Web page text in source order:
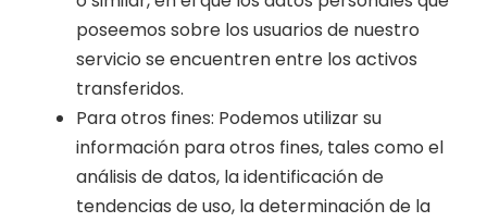
poseemos sobre los usuarios de nuestro
servicio se encuentren entre los activos
transferidos.
Para otros fines: Podemos utilizar su
información para otros fines, tales como el
análisis de datos, la identificación de
tendencias de uso, la determinación de la